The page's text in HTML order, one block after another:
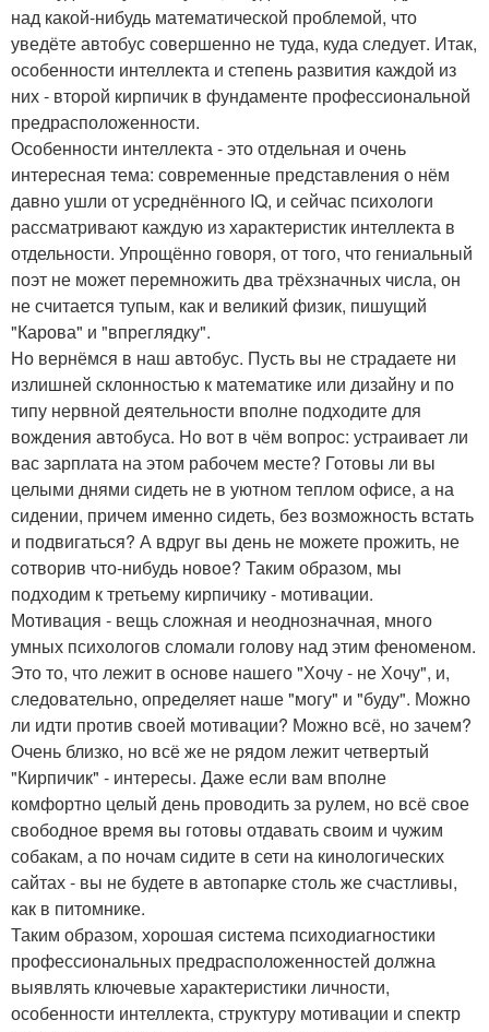
над какой-нибудь математической проблемой, что
уведёте автобус совершенно не туда, куда следует. Итак,
особенности интеллекта и степень развития каждой из
них - второй кирпичик в фундаменте профессиональной
предрасположенности.
Особенности интеллекта - это отдельная и очень
интересная тема: современные представления о нём
давно ушли от усреднённого IQ, и сейчас психологи
рассматривают каждую из характеристик интеллекта в
отдельности. Упрощённо говоря, от того, что гениальный
поэт не может перемножить два трёхзначных числа, он
не считается тупым, как и великий физик, пишущий
"Карова" и "впреглядку".
Но вернёмся в наш автобус. Пусть вы не страдаете ни
излишней склонностью к математике или дизайну и по
типу нервной деятельности вполне подходите для
вождения автобуса. Но вот в чём вопрос: устраивает ли
вас зарплата на этом рабочем месте? Готовы ли вы
целыми днями сидеть не в уютном теплом офисе, а на
сидении, причем именно сидеть, без возможность встать
и подвигаться? А вдруг вы день не можете прожить, не
сотворив что-нибудь новое? Таким образом, мы
подходим к третьему кирпичику - мотивации.
Мотивация - вещь сложная и неоднозначная, много
умных психологов сломали голову над этим феноменом.
Это то, что лежит в основе нашего "Хочу - не Хочу", и,
следовательно, определяет наше "могу" и "буду". Можно
ли идти против своей мотивации? Можно всё, но зачем?
Очень близко, но всё же не рядом лежит четвертый
"Кирпичик" - интересы. Даже если вам вполне
комфортно целый день проводить за рулем, но всё свое
свободное время вы готовы отдавать своим и чужим
собакам, а по ночам сидите в сети на кинологических
сайтах - вы не будете в автопарке столь же счастливы,
как в питомнике.
Таким образом, хорошая система психодиагностики
профессиональных предрасположенностей должна
выявлять ключевые характеристики личности,
особенности интеллекта, структуру мотивации и спектр